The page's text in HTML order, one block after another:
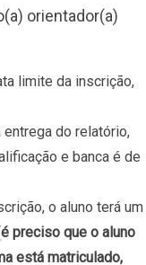
orientador(a)
limite da inscrição,
do relatório,
e banca é de
o aluno terá um
é preciso que o aluno
está matriculado,